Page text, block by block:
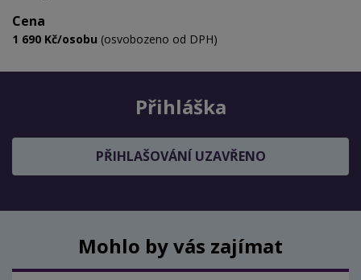
Cena
1 690 Kč/osobu (osvobozeno od DPH)
Přihláška
PŘIHLAŠOVÁNÍ UZAVŘENO
Mohlo by vás zajímat